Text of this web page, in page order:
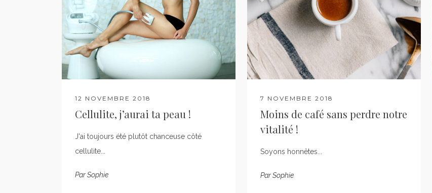
12 NOVEMBRE 2018
Cellulite, j’aurai ta peau !
J'ai toujours été plutôt chanceuse côté
cellulite...
ParSophie
7 NOVEMBRE 2018
Moins de café sans perdre notre
vitalité !
Soyons honnêtes...
ParSophie